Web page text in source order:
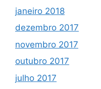
janeiro 2018
dezembro 2017
novembro 2017
outubro 2017
julho 2017